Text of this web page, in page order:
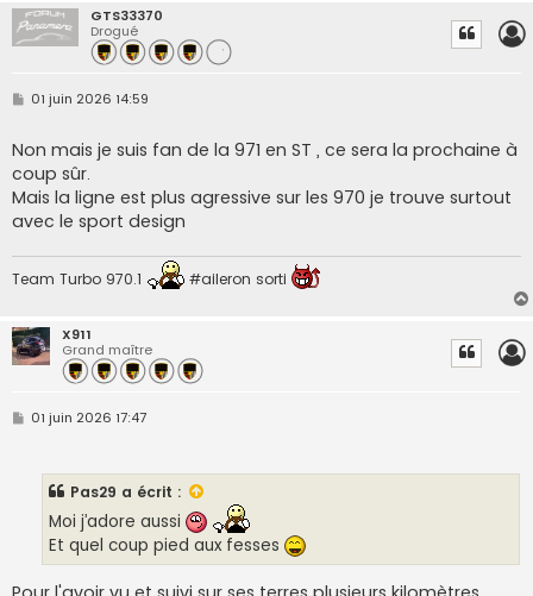
GTS33370
Drogué
M
s
a
g
e
01 juin 2026 14:59
Non mais je suis fan de la 971 en ST , ce sera la prochaine à
coup sûr.
Mais la ligne est plus agressive sur les 970 je trouve surtout
avec le sport design
Team Turbo 970.1
#aileron sorti
X911
Grand maître
M
01 juin 2026 17:47
Pas29 a écrit :
Moi j’adore aussi
Et quel coup pied aux fesses